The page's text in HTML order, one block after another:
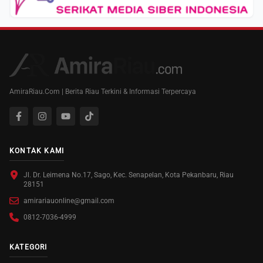
AmiraRiau.Com | Berita Riau Terkini & Informasi Terpercaya
KONTAK KAMI
Jl. Dr. Leimena No.17, Sago, Kec. Senapelan, Kota Pekanbaru, Riau
28151
amirariauonline@gmail.com
0812-7036-4999
KATEGORI